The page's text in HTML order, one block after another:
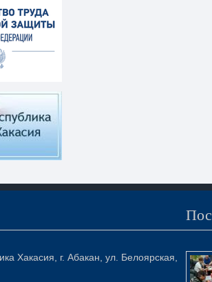
Хакасия, г. Абакан, ул. Белоярская,